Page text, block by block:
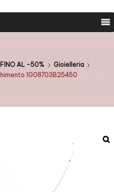
FINO AL -50%
Gioielleria
1G08703B25450